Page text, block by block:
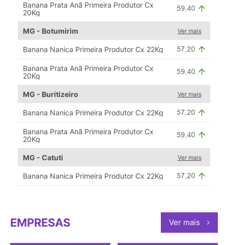
Banana Prata Anã Primeira Produtor Cx
20Kg
MG - Botumirim Ver mais
Banana Nanica Primeira Produtor Cx 22Kg
Banana Prata Anã Primeira Produtor Cx
20Kg
MG - Buritizeiro Ver mais
Banana Nanica Primeira Produtor Cx 22Kg
Banana Prata Anã Primeira Produtor Cx
20Kg
MG - Catuti Ver mais
Banana Nanica Primeira Produtor Cx 22Kg
EMPRESAS Ver mais